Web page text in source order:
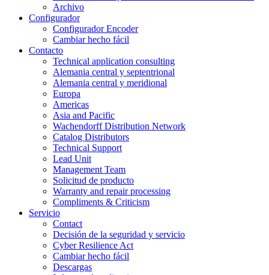
Archivo
Configurador
Configurador Encoder
Cambiar hecho fácil
Contacto
Technical application consulting
Alemania central y septentrional
Alemania central y meridional
Europa
Americas
Asia and Pacific
Wachendorff Distribution Network
Catalog Distributors
Technical Support
Lead Unit
Management Team
Solicitud de producto
Warranty and repair processing
Compliments & Criticism
Servicio
Contact
Decisión de la seguridad y servicio
Cyber Resilience Act
Cambiar hecho fácil
Descargas